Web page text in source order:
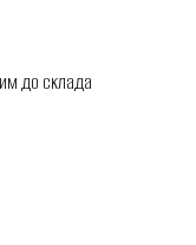
до склада